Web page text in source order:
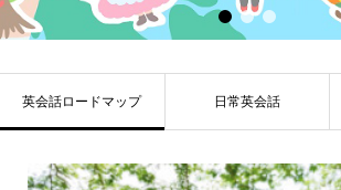
1 2 3
英会話ロードマップ 日常英会話